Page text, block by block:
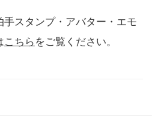
スタンプ・アバター・エモ
こちら をご覧ください。